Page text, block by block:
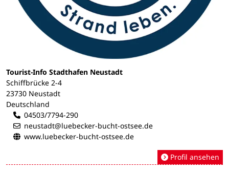
Tourist-Info Stadthafen Neustadt
Schiffbrücke 2-4
23730 Neustadt
Deutschland
04503/7794-290
neustadt@luebecker-bucht-ostsee.de
www.luebecker-bucht-ostsee.de
Profil ansehen